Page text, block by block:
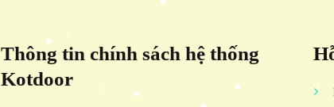
Thông tin chính sách hệ thống
Kotdoor